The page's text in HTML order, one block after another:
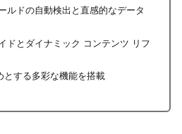
ルドの自動検出と直感的なデータ
ドとダイナミック コンテンツ リフ
とする多彩な機能を搭載